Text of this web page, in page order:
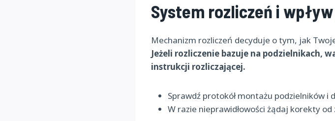
System rozliczeń i
Mechanizm rozliczeń decyduje o tym, jak
Jeżeli rozliczenie bazuje na podzielnikach,
instrukcji rozliczającej.
Sprawdź protokół montażu podzielników i
W razie nieprawidłowości żądaj korekty od